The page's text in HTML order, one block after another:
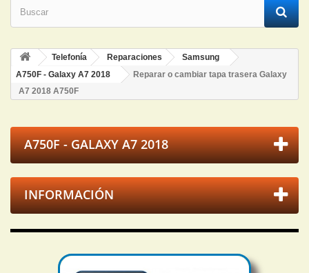
Telefonía Reparaciones
Samsung
A750F - Galaxy A7 2018
Reparar o cambiar tapa trasera Galaxy
A7 2018 A750F
A750F - GALAXY A7 2018
INFORMACIÓN